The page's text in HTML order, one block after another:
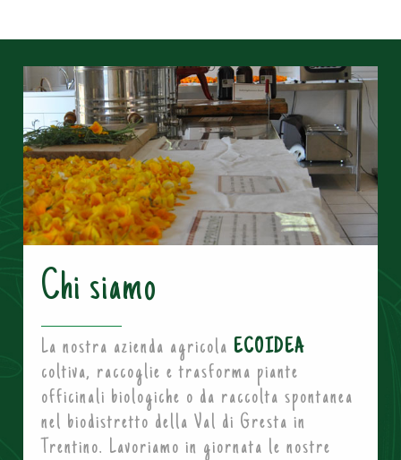
Chi siamo
La nostra azienda agricola ECOIDEA
coltiva, raccoglie e trasforma piante
officinali biologiche o da raccolta spontanea
nel biodistretto della Val di Gresta in
Trentino. Lavoriamo in giornata le nostre